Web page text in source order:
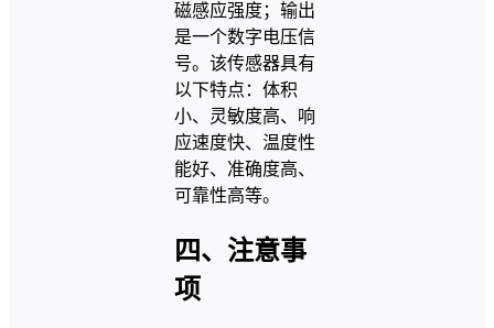
磁感应强度；输出
是一个数字电压信
号。该传感器具有
以下特点：体积
小、灵敏度高、响
应速度快、温度性
能好、准确度高、
可靠性高等。
四、注意事
项